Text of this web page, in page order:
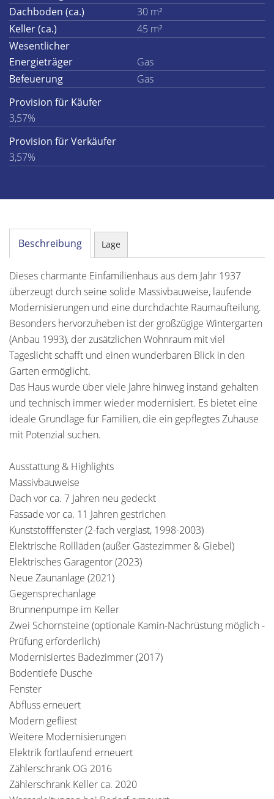
Dachboden (ca.)
30 m²
Keller (ca.)
45 m²
Wesentlicher
Energieträger
Gas
Befeuerung
Gas
Provision für Käufer
3,57%
Provision für Verkäufer
3,57%
Beschreibung Lage
Dieses charmante Einfamilienhaus aus dem Jahr 1937
überzeugt durch seine solide Massivbauweise, laufende
Modernisierungen und eine durchdachte Raumaufteilung.
Besonders hervorzuheben ist der großzügige Wintergarten
(Anbau 1993), der zusätzlichen Wohnraum mit viel
Tageslicht schafft und einen wunderbaren Blick in den
Garten ermöglicht.
Das Haus wurde über viele Jahre hinweg instand gehalten
und technisch immer wieder modernisiert. Es bietet eine
ideale Grundlage für Familien, die ein gepflegtes Zuhause
mit Potenzial suchen.
Ausstattung & Highlights
Massivbauweise
Dach vor ca. 7 Jahren neu gedeckt
Fassade vor ca. 11 Jahren gestrichen
Kunststofffenster (2-fach verglast, 1998-2003)
Elektrische Rollläden (außer Gästezimmer & Giebel)
Elektrisches Garagentor (2023)
Neue Zaunanlage (2021)
Gegensprechanlage
Brunnenpumpe im Keller
Zwei Schornsteine (optionale Kamin-Nachrüstung möglich -
Prüfung erforderlich)
Modernisiertes Badezimmer (2017)
Bodentiefe Dusche
Fenster
Abfluss erneuert
Modern gefliest
Weitere Modernisierungen
Elektrik fortlaufend erneuert
Zählerschrank OG 2016
Zählerschrank Keller ca. 2020